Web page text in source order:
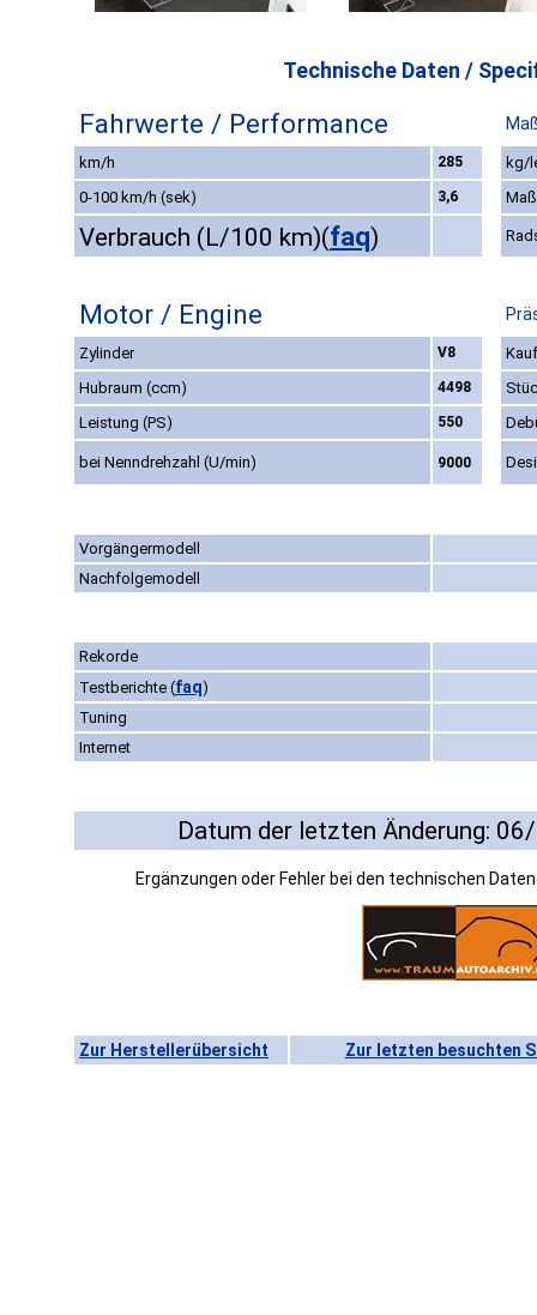
Technische Daten /
Fahrwerte / Performance
km/h 285
kg/
0-100 km/h (sek)
3,6
Verbrauch (L/100 km)(faq)
Motor / Engine
Zylinder V8
Hubraum (ccm)
4498
Leistung (PS)
550
bei Nenndrehzahl (U/min) 9000
Vorgängermodell
Nachfolgemodell
Rekorde
Testberichte (faq)
Tuning
Internet
Datum der letzten Änderung:
Ergänzungen oder Fehler bei den technischen
Zur Herstellerübersicht Zur letzten besuchten